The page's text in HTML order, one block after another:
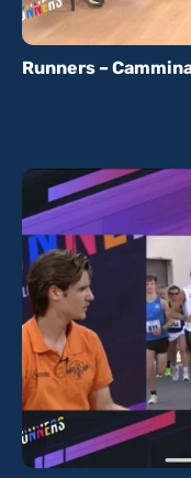
Runners –